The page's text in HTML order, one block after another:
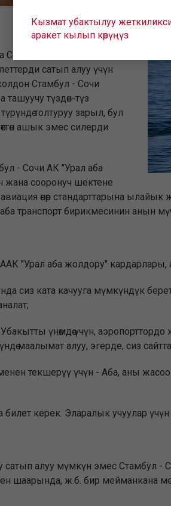
Бирок биз дагы бир
сатып алуу үчүн
Стамбул - Сочи
түздөн-түз
толтуруу зарыл, бул
ашык эмес силерди
- Сочи АК "Урал аба
жана сооронуч шектене
өнөр стандарттарына
транспорт бирикмесинин анын
"Урал аба жолдору"
сиз ката качууга мүмкүндүк
Убакытты үнөмдөө үчүн,
маалымат алуу, эгерде, сиз
текшерүү үчүн - Аба, аны
керек. Эларалык учуулар үчүн
сатып алуу мүмкүн эмес Стамбул
шаарында, ж.б. бир мейманкана
Кызмат убактылуу
аракет кылып көрүңүз